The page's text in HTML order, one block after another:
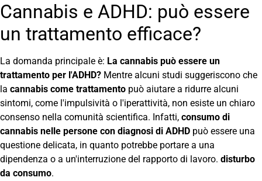
Cannabis e ADHD: può essere
un trattamento efficace?
La domanda principale è: La cannabis può essere un
trattamento per l'ADHD? Mentre alcuni studi suggeriscono che
la cannabis come trattamento può aiutare a ridurre alcuni
sintomi, come l'impulsività o l'iperattività, non esiste un chiaro
consenso nella comunità scientifica. Infatti, consumo di
cannabis nelle persone con diagnosi di ADHD può essere una
questione delicata, in quanto potrebbe portare a una
dipendenza o a un'interruzione del rapporto di lavoro. disturbo
da consumo.